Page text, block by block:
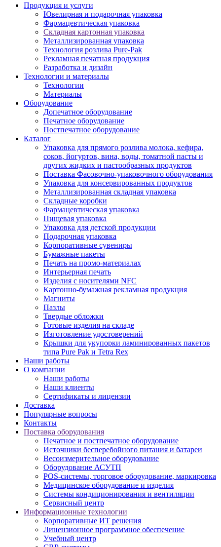
Продукция и услуги
Ювелирная и подарочная упаковка
Фармацевтическая упаковка
Складная картонная упаковка
Металлизированная упаковка
Технология розлива Pure-Pak
Рекламная печатная продукция
Разработка и дизайн
Технологии и материалы
Технологии
Материалы
Оборудование
Допечатное оборудование
Печатное оборудование
Постпечатное оборудование
Каталог
Упаковка для прямого розлива молока, кефира,
соков, йогуртов, вина, воды, томатной пасты и
других жидких и пастообразных продуктов
Поставка Фасовочно-упаковочного оборудования
Упаковка для консервированных продуктов
Металлизированная складная упаковка
Складные коробки
Фармацевтическая упаковка
Пищевая упаковка
Упаковка для детской продукции
Подарочная упаковка
Корпоративные сувениры
Бумажные пакеты
Печать на промо-материалах
Интерьерная печать
Изделия с носителями NFC
Картонно-бумажная рекламная продукция
Магниты
Пазлы
Твердые обложки
Готовые изделия на складе
Изготовление удостоверений
Крышки для укупорки ламинированных пакетов
типа Pure Pak и Tetra Rex
Наши работы
О компании
Наши работы
Наши клиенты
Сертификаты и лицензии
Доставка
Популярные вопросы
Контакты
Поставка оборудования
Печатное и постпечатное оборудование
Источники бесперебойного питания и батареи
Весоизмерительное оборудование
Оборудование АСУТП
POS-системы, торговое оборудование, маркировка
Медицинское оборудование и изделия
Системы кондиционирования и вентиляции
Сервисный центр
Информационные технологии
Корпоративные ИТ решения
Лицензионное программное обеспечение
Учебный центр